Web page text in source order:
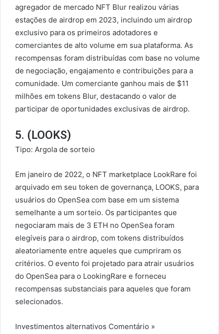
agregador de mercado NFT Blur realizou várias
estações de airdrop em 2023, incluindo um airdrop
exclusivo para os primeiros adotadores e
comerciantes de alto volume em sua plataforma. As
recompensas foram distribuídas com base no volume
de negociação, engajamento e contribuições para a
comunidade. Um comerciante ganhou mais de $11
milhões em tokens Blur, destacando o valor de
participar de oportunidades exclusivas de airdrop.
5. (LOOKS)
Tipo: Argola de sorteio
Em janeiro de 2022, o NFT marketplace LookRare foi
arquivado em seu token de governança, LOOKS, para
usuários do OpenSea com base em um sistema
semelhante a um sorteio. Os participantes que
negociaram mais de 3 ETH no OpenSea foram
elegíveis para o airdrop, com tokens distribuídos
aleatoriamente entre aqueles que cumpriram os
critérios. O evento foi projetado para atrair usuários
do OpenSea para o LookingRare e forneceu
recompensas substanciais para aqueles que foram
selecionados.
Investimentos alternativos Comentário »